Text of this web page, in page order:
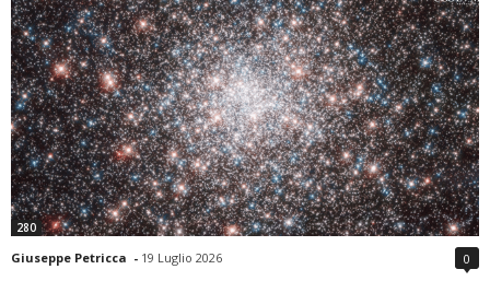
280
Giuseppe Petricca - 19 Luglio 2026 0